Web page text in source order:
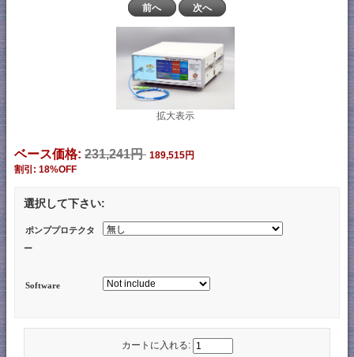
前へ 次へ
拡大表示
ベース価格: 231,241円 189,515円
割引: 18%OFF
選択して下さい:
ポンププロテクタ
ー
Software
カートに入れる: